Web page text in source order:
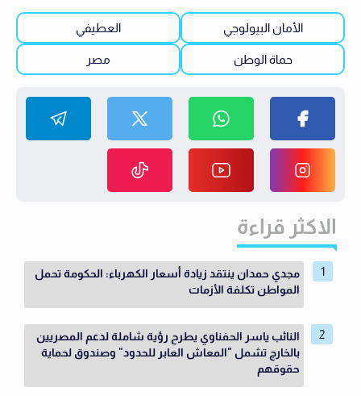
الأمان البيولوجي العطيفي
حماة الوطن مصر
الاكثر قراءة
مجدي حمدان ينتقد زيادة أسعار الكهرباء: الحكومة تحمل
المواطن تكلفة الأزمات
النائب ياسر الحفناوي يطرح رؤية شاملة لدعم المصريين
بالخارج تشمل "المعاش العابر للحدود" وصندوق لحماية
حقوقهم